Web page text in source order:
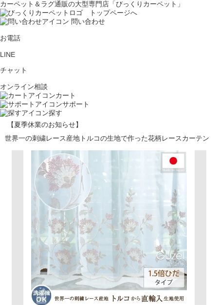
カーペット＆ラグ通販の大型専門店「びっくりカーペット」
問い合わせ
お電話
LINE
チャット
オンライン相談
カート
サポート
探す
【夏季休業のお知らせ】
世界一の刺繍レース産地トルコの生地で作った花柄レースカーテン